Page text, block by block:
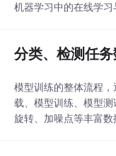
机器学习中的在线学习
分类、检测任
模型训练的整体流程
载、模型训练、模型
旋转、加噪点等丰富